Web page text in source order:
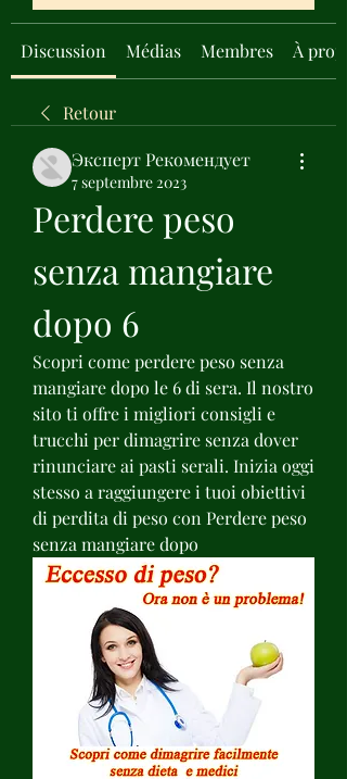
Discussion Médias Membres À
Retour
Эксперт Рекомендует
7 septembre 2023
Perdere peso
senza mangiare
dopo 6
Scopri come perdere peso senza
mangiare dopo le 6 di sera. Il nostro
sito ti offre i migliori consigli e
trucchi per dimagrire senza dover
rinunciare ai pasti serali. Inizia oggi
stesso a raggiungere i tuoi obiettivi
di perdita di peso con Perdere peso
senza mangiare dopo